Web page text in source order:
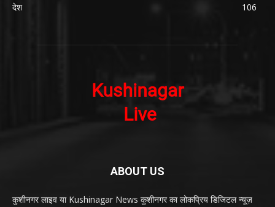
देश
106
ABOUT US
कुशीनगर लाइव या Kushinagar News कुशीनगर का लोकप्रिय डिजिटल न्यूज़